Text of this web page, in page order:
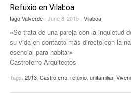
Refuxio en Vilaboa
Iago Valverde- June 8, 2015 - Vilaboa
«Se trata de una pareja con la inquietud
su vida en contacto más directo con la
esencial para habitar»
Castroferro Arquitectos
Tags: 2013 Castroferro refuxio unifamiliar,